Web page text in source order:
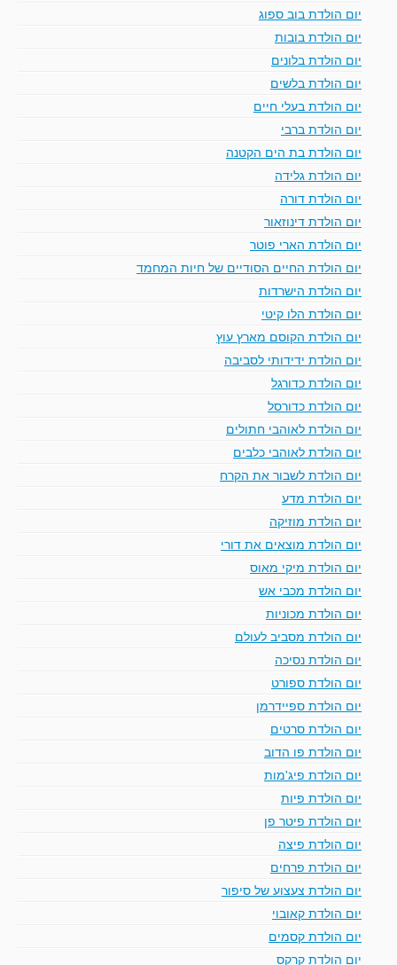
יום הולדת בוב ספוג
יום הולדת בובות
יום הולדת בלונים
יום הולדת בלשים
יום הולדת בעלי חיים
יום הולדת ברבי
יום הולדת בת הים הקטנה
יום הולדת גלידה
יום הולדת דורה
יום הולדת דינוזאור
יום הולדת הארי פוטר
יום הולדת החיים הסודיים של חיות המחמד
יום הולדת הישרדות
יום הולדת הלו קיטי
יום הולדת הקוסם מארץ עוץ
יום הולדת ידידותי לסביבה
יום הולדת כדורגל
יום הולדת כדורסל
יום הולדת לאוהבי חתולים
יום הולדת לאוהבי כלבים
יום הולדת לשבור את הקרח
יום הולדת מדע
יום הולדת מוזיקה
יום הולדת מוצאים את דורי
יום הולדת מיקי מאוס
יום הולדת מכבי אש
יום הולדת מכוניות
יום הולדת מסביב לעולם
יום הולדת נסיכה
יום הולדת ספורט
יום הולדת ספיידרמן
יום הולדת סרטים
יום הולדת פו הדוב
יום הולדת פיג'מות
יום הולדת פיות
יום הולדת פיטר פן
יום הולדת פיצה
יום הולדת פרחים
יום הולדת צעצוע של סיפור
יום הולדת קאובוי
יום הולדת קסמים
יום הולדת קרקס